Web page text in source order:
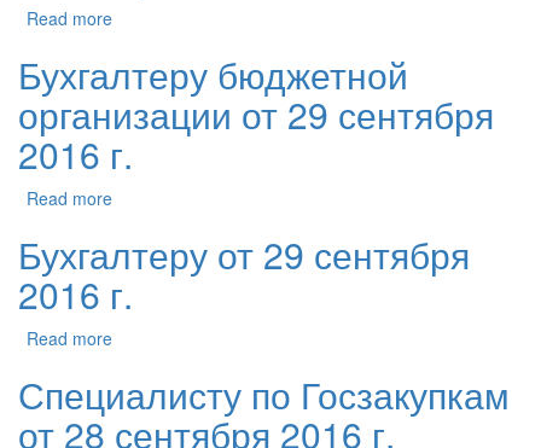
Read more
Бухгалтеру бюджетной
организации от 29 сентября
2016 г.
Read more
Бухгалтеру от 29 сентября
2016 г.
Read more
Специалисту по Госзакупкам
от 28 сентября 2016 г.